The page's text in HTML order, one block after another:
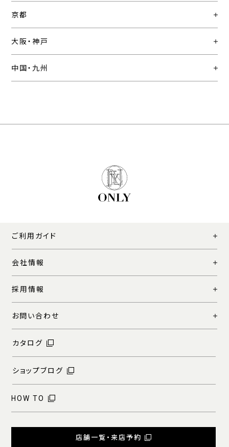
京都
大阪・神戸
中国・九州
ご利用ガイド
会社情報
採用情報
お問い合わせ
カタログ
ショップブログ
HOW TO
店舗一覧・来店予約